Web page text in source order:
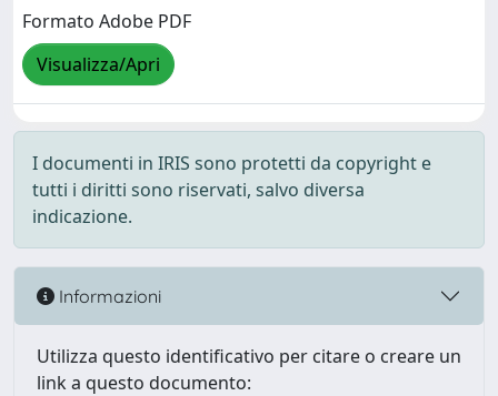
Formato Adobe PDF
Visualizza/Apri
I documenti in IRIS sono protetti da copyright e
tutti i diritti sono riservati, salvo diversa
indicazione.
Informazioni
Utilizza questo identificativo per citare o creare un
link a questo documento: